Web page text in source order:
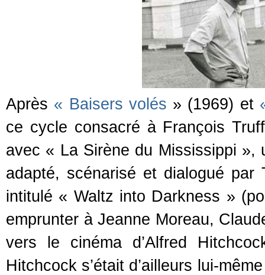
Après « Baisers volés » (1969) et
ce cycle consacré à François
avec « La Sirène du Mississippi
adapté, scénarisé et dialogué par
intitulé « Waltz into Darkness »
emprunter à Jeanne Moreau,
vers le cinéma d’Alfred
Hitchcock s’était d’ailleurs lui-